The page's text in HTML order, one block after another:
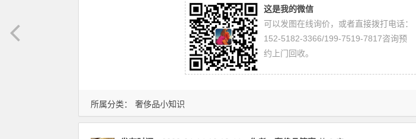
所属分类： 奢侈品小知识
这是我的微信
可以发图在线询价，或者直接拨打电话：
152-5182-3366/199-7519-7817咨询预
约上门回收。